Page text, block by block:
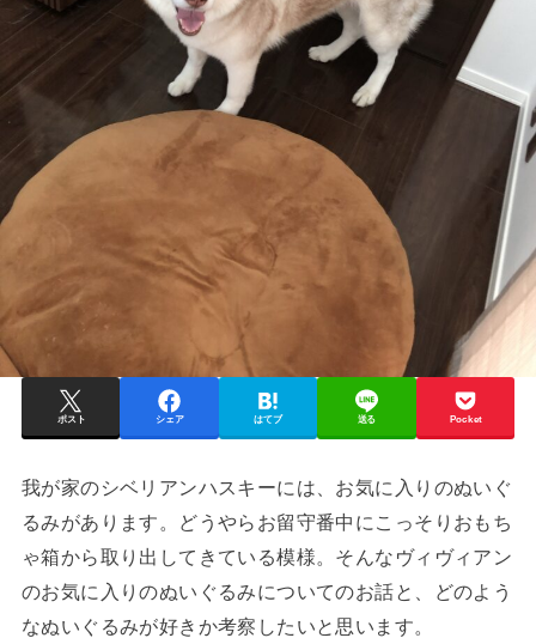
ポスト シェア はてブ 送る Pocket
我が家のシベリアンハスキーには、お気に入りのぬいぐ
るみがあります。どうやらお留守番中にこっそりおもち
ゃ箱から取り出してきている模様。そんなヴィヴィアン
のお気に入りのぬいぐるみについてのお話と、どのよう
なぬいぐるみが好きか考察したいと思います。